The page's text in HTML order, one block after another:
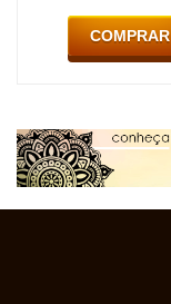
COMPRAR